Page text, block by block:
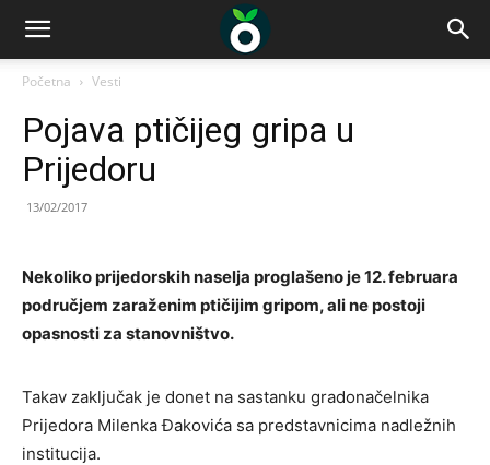
Početna Vesti
Pojava ptičijeg gripa u
Prijedoru
13/02/2017
Nekoliko prijedorskih naselja proglašeno je 12. februara
područjem zaraženim ptičijim gripom, ali ne postoji
opasnosti za stanovništvo.
Takav zaključak je donet na sastanku gradonačelnika
Prijedora Milenka Đakovića sa predstavnicima nadležnih
institucija.